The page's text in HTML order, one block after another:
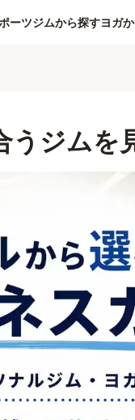
ーツジムから探すヨガ
うジムを